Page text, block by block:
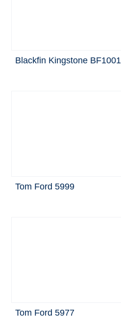
Blackfin Kingstone BF1001
Tom Ford 5999
Tom Ford 5977